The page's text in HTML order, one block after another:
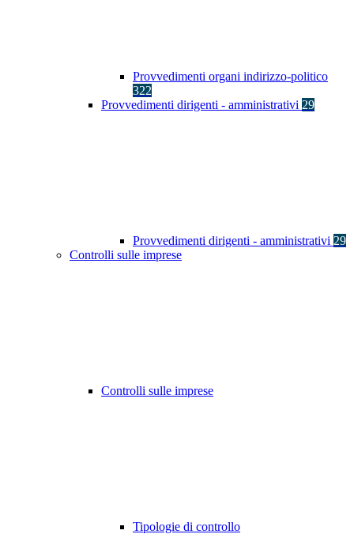
Provvedimenti organi indirizzo-politico
322
Provvedimenti dirigenti - amministrativi 29
Provvedimenti dirigenti - amministrativi 29
Controlli sulle imprese
Controlli sulle imprese
Tipologie di controllo